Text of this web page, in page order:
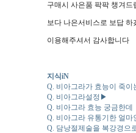
구매시 사은품 팍팍 챙겨드
보다 나은서비스로 보답 하
이용해주셔서 감사합니다
지식iN
Q. 비아그라가 효능이 죽이
Q. 비아그라설정▶
Q. 비아그라 효능 궁금한데
Q. 비아그라 유통기한 얼마
Q. 담낭절제술을 복강경으